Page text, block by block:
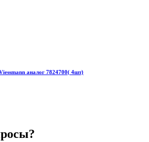
аналог 7824700( 4шт)